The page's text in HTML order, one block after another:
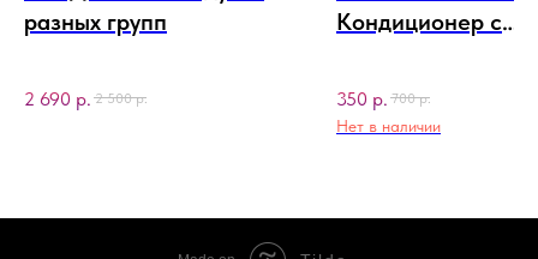
разных групп
2 690 р. 2 500 р.
Кондиционер с
КРЕАТИНОМ и
ЛИПИДАМИ.
350 р. 700 р.
Нет в наличии